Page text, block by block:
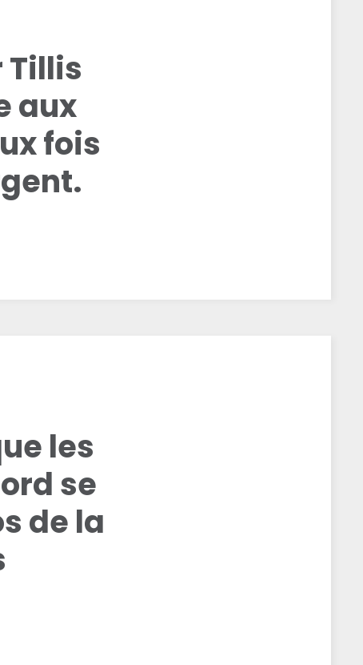
Tillis
aux
fois
les
se
de la